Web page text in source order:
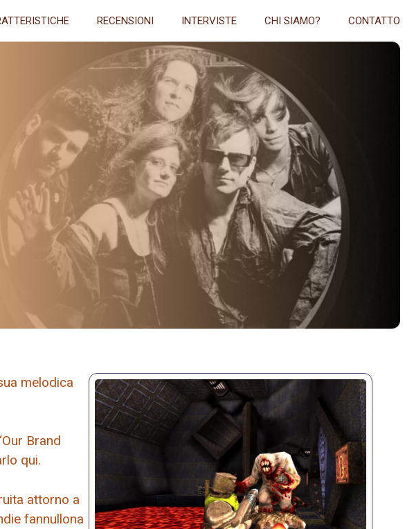
RECENSIONI INTERVISTE CHI SIAMO? CONTATTO
melodica
Brand
qui.
attorno a
fannullona